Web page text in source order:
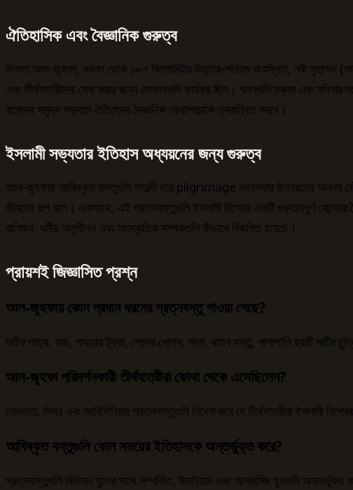
ঐতিহাসিক এবং বৈজ্ঞানিক গুরুত্ব
মিকাত আল-জুহফা, মক্কা থেকে ১৮৭ কিলোমিটার উত্তর-পশ্চিমে অবস্থিত, নবী মুহাম্মদ
এবং তীর্থযাত্রীদের সেবা করার জন্য দোকানগুলি কার্যকর ছিল। খননগুলি মক্কা এবং
রাজ্যের সমৃদ্ধ সভ্যতা ঐতিহ্যের বৈজ্ঞানিক বোঝাপড়াকে ত্বরান্বিত করবে।
ইসলামী সভ্যতার ইতিহাস অধ্যয়নের জন্য গুরুত্ব
আল-জুহফায় আবিষ্কৃত বস্তুগুলি শতাব্দী ধরে pilgrimage ব্যবস্থার উন্নয়নের অনন্য ভৌত
জীবনের গল্প বলে। একসাথে, এই প্রত্নবস্তুগুলি ইসলামী বিশ্বের একটি গুরুত্বপূর্ণ
বাণিজ্য, ধর্মীয় অনুশীলন এবং সাংস্কৃতিক সম্পর্কগুলি কীভাবে বিকশিত হয়েছে।
প্রায়শই জিজ্ঞাসিত প্রশ্ন
আল-জুহফায় কোন প্রধান ধরনের প্রত্নবস্তু পাওয়া গেছে?
মাটির পাত্র, কাচ, পাথরের টুকরা, শেলের খোলস, মালা, ধাতব বস্তু, পাশাপাশি ছয়টি
আল-জুহফা পরিদর্শনকারী তীর্থযাত্রীরা কোথা থেকে এসেছিলেন?
লেভান্ত, মিসর এবং আবিসিনিয়ার প্রত্নবস্তুগুলি নির্দেশ করে যে তীর্থযাত্রীরা ইসলামী
আবিষ্কৃত বস্তুগুলি কোন সময়ের ইতিহাসকে অন্তর্ভুক্ত করে?
প্রত্নবস্তুগুলি বিভিন্ন যুগের সাথে সম্পর্কিত, উমাইয়াদ এবং আব্বাসিদ যুগগুলি অন্তর্ভুক্ত